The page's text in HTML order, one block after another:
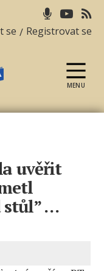
se / Registrovat se
MENU
uvěřit
stůl” …